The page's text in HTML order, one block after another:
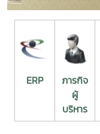
ERP
ภารกิจ
ผู้
บริหาร